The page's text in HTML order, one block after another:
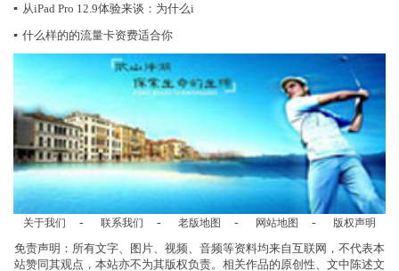
▪ 从iPad Pro 12.9体验来谈：为什么i
▪ 什么样的的流量卡资费适合你
关于我们 - 联系我们 - 老版地图 - 网站地图 - 版权声明
免责声明：所有文字、图片、视频、音频等资料均来自互联网，不代表本
站赞同其观点，本站亦不为其版权负责。相关作品的原创性、文中陈述文